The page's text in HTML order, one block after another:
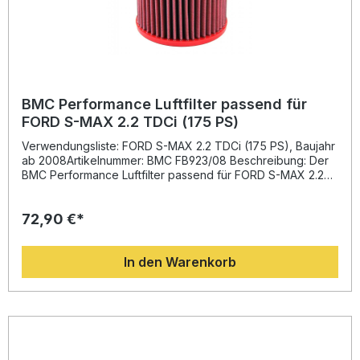
BMC Performance Luftfilter passend für
FORD S-MAX 2.2 TDCi (175 PS)
Verwendungsliste: FORD S-MAX 2.2 TDCi (175 PS), Baujahr
ab 2008Artikelnummer: BMC FB923/08 Beschreibung: Der
BMC Performance Luftfilter passend für FORD S-MAX 2.2
zu verbessern. Durch den Einsatz hochwertiger
deutlich höhere Luftdurchlässigkeit im Vergleich zu
herkömmlichen Papierfiltern. Das Ergebnis ist eine
effizientere Verbrennung, die nicht nur die Leistung,
sondern auch die Gasannahme und den Wirkungsgrad des
Moulding Technologie wird der Luftfilter aus einem Stück
72,90 €*
In den Warenkorb